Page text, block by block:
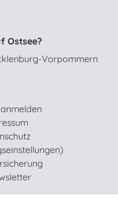
Ostsee?
Vorpommern